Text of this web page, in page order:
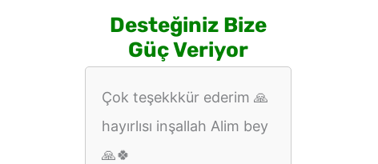
Desteğiniz Bize
Güç Veriyor
Çok teşekkkür ederim 🙏
hayırlısı inşallah Alim bey
🙏🍀